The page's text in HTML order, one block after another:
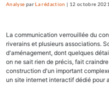
Analyse parLa rédaction | 12 octobre
La communication verrouillée du
riverains et plusieurs associations.
d'aménagement, dont quelques
on ne sait rien de précis, fait
construction d'un important
un site internet interactif dédié pour